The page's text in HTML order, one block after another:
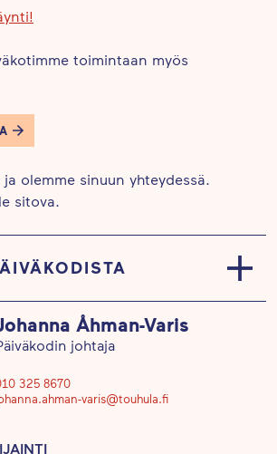
toimintaan myös
olemme sinuun yhteydessä.
sitova.
kaiken ikäiset lapset retkeilevät
alue luo hyvät puitteet
alueen leikkipuistoissa
liikunta-alueilla. Hyvät julkiset
mahdollistavat myös retkeilyn
kauempanakin. Toisinaan
Åhman-Varis
johtaja
325 8670
varis@touhula.fi